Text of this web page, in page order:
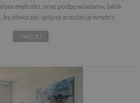
metrażu, oraz podpowiadamy, jakie
by stworzyć spójną aranżację wnętrz.
WIĘCEJ